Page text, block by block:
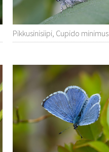
Pikkusinisiipi, Cupido minimus